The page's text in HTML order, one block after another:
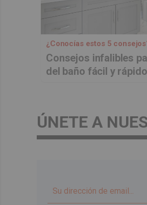
¿Conocías estos 5
Consejos infalibles
del baño fácil y rápido
ÚNETE A